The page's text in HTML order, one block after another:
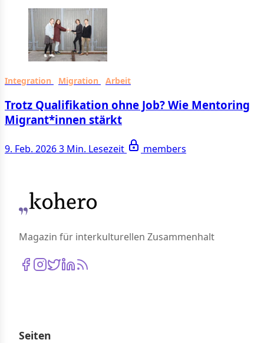
Integration Migration Arbeit
Trotz Qualifikation ohne Job? Wie Mentoring
Migrant*innen stärkt
9. Feb. 20263 Min. Lesezeit members
Magazin für interkulturellen Zusammenhalt
Seiten